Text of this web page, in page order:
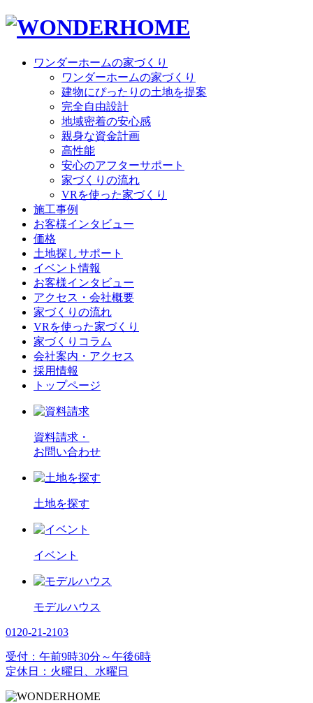
ワンダーホームの家づくり
ワンダーホームの家づくり
建物にぴったりの土地を提案
完全自由設計
地域密着の安心感
親身な資金計画
高性能
安心のアフターサポート
家づくりの流れ
VRを使った家づくり
施工事例
お客様インタビュー
価格
土地探しサポート
イベント情報
お客様インタビュー
アクセス・会社概要
家づくりの流れ
VRを使った家づくり
家づくりコラム
会社案内・アクセス
採用情報
トップページ
資料請求・
お問い合わせ
土地を探す
イベント
モデルハウス
0120-21-2103
受付：午前9時30分～午後6時
定休日：火曜日、水曜日